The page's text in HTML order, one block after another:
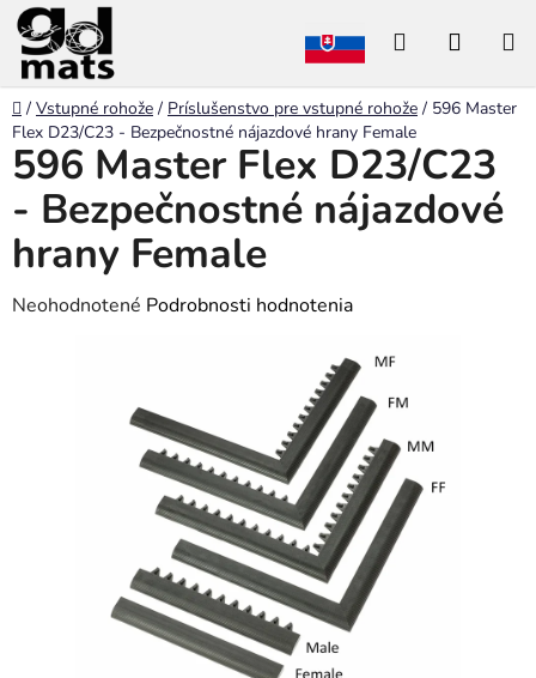
Prejsť
na
obsah
Hľadať
Domov
/ Vstupné rohože / Príslušenstvo pre vstupné rohože / 596 Master
Flex D23/C23 - Bezpečnostné nájazdové hrany Female
596 Master Flex D23/C23
- Bezpečnostné nájazdové
hrany Female
Priemerné
Neohodnotené Podrobnosti hodnotenia